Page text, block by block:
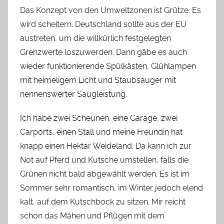
Das Konzept von den Umweltzonen ist Grütze. Es
wird scheitern. Deutschland sollte aus der EU
austreten, um die willkürlich festgelegten
Grenzwerte loszuwerden. Dann gäbe es auch
wieder funktionierende Spülkästen, Glühlampen
mit heimeligem Licht und Staubsauger mit
nennenswerter Saugleistung.
Ich habe zwei Scheunen, eine Garage, zwei
Carports, einen Stall und meine Freundin hat
knapp einen Hektar Weideland. Da kann ich zur
Not auf Pferd und Kutsche umstellen, falls die
Grünen nicht bald abgewählt werden. Es ist im
Sommer sehr romantisch, im Winter jedoch elend
kalt, auf dem Kutschbock zu sitzen. Mir reicht
schon das Mähen und Pflügen mit dem